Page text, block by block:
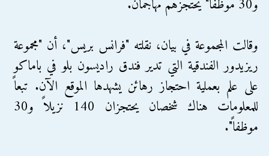
و30 موظفاً" يحتجزهم مهاجمان.
وقالت المجموعة في بيان، نقلته "فرانس بريس"، أن "مجموعة
ريزيدور الفندقية التي تدير فندق راديسون بلو في باماكو
على علم بعملية احتجاز رهائن يشهدها الموقع الآن. تبعاً
للمعلومات هناك شخصان يحتجزان 140 نزيلاً و30
موظفاً".